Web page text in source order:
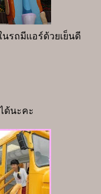
รถมีแอร์ด้วยเย็นดี
ด้นะคะ